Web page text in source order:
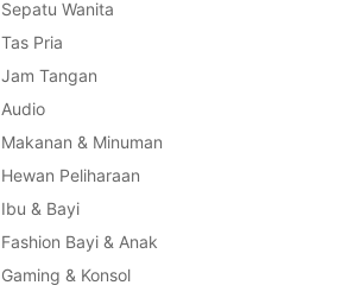
Sepatu Wanita
Tas Pria
Jam Tangan
Audio
Makanan & Minuman
Hewan Peliharaan
Ibu & Bayi
Fashion Bayi & Anak
Gaming & Konsol